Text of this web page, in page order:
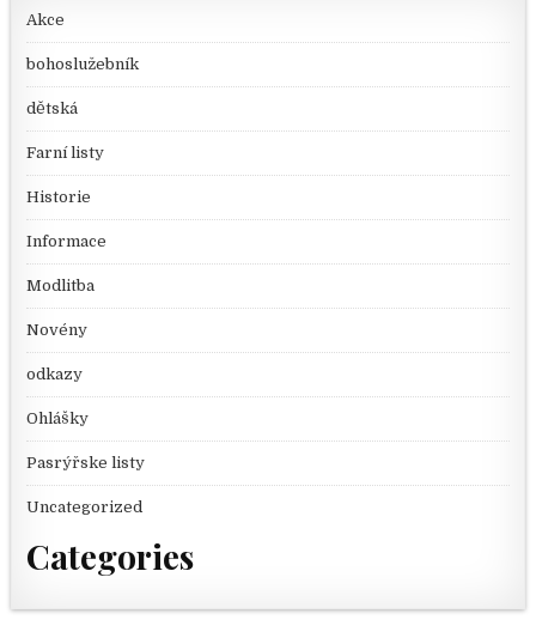
Akce
bohoslužebník
dětská
Farní listy
Historie
Informace
Modlitba
Novény
odkazy
Ohlášky
Pasrýřske listy
Uncategorized
Categories